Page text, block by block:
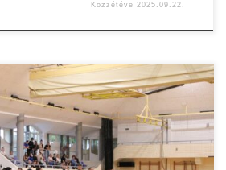
Közzétéve2025.09.22.
Volán Szeged 36-34 (19-13) Hazai
NB II-es bajnoki szezont vasárnap délután
együttese. Zöldi-Tóth Katalin a